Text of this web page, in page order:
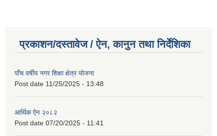
प्रकाशन/दस्तावेज / ऐन, कानुन तथा निर्देशिका
पाँच वर्षीय नगर शिक्षा क्षेत्र योजना
Post date 11/25/2025 - 13:48
आर्थिक ऐन २०८२
Post date 07/20/2025 - 11:41